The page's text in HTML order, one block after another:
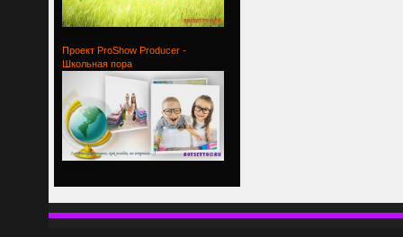
Проект ProShow Producer -
Школьная пора